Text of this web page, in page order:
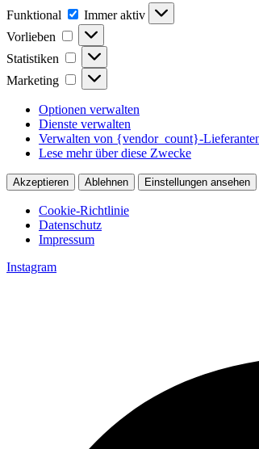
Funktional Funktional
Immer aktiv
Vorlieben
Vorlieben
Statistiken Statistiken
Marketing Marketing
Optionen verwalten
Dienste verwalten
Verwalten von {vendor_count}-
Lese mehr über diese Zwecke
Akzeptieren Ablehnen Einstellungen ansehen
Cookie-Richtlinie
Datenschutz
Impressum
Zum
Instagram